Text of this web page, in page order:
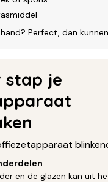
Perfect, dan
stap je
en de glazen kan uit